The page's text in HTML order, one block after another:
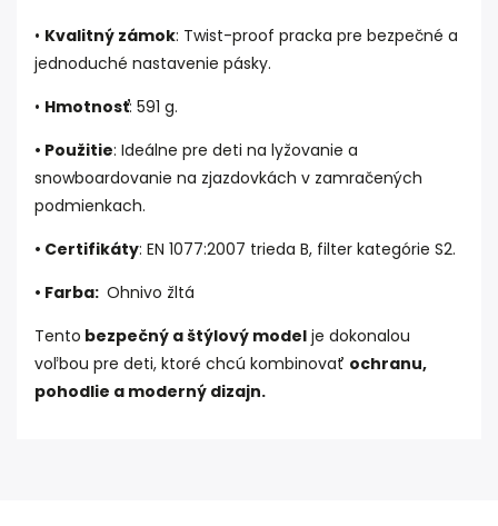
• Kvalitný zámok: Twist-proof pracka pre bezpečné a
jednoduché nastavenie pásky.
• Hmotnosť: 591 g.
• Použitie: Ideálne pre deti na lyžovanie a
snowboardovanie na zjazdovkách v zamračených
podmienkach.
• Certifikáty: EN 1077:2007 trieda B, filter kategórie S2.
• Farba: Ohnivo žltá
Tento bezpečný a štýlový model je dokonalou
voľbou pre deti, ktoré chcú kombinovať ochranu,
pohodlie a moderný dizajn.